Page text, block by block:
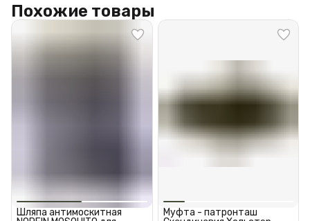
Похожие товары
Шляпа антимоскитная
Муфта - патронташ